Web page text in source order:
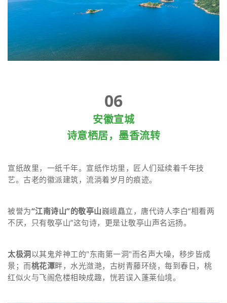
06
安徽宣城
诗意栖居，墨香流转
宣纸故里，一纸千年。宣纸作坊里，匠人们延续着千年技
艺。古老的徽派建筑，流淌着岁月的痕迹。
被誉为“江南诗山”的敬亭山巍峨矗立，唐代诗人李白“相看两
不厌，只有敬亭山”这句诗，更是让敬亭山声名远扬。
太极洞以其鬼斧神工的"东南第一洞"而名声大噪，移步皆成
景；而桃花潭畔，水光潋滟，古树青藤环绕，每到春日，桃
红似火与飞阁危楼相映成趣，恍若误入蓬莱仙境。